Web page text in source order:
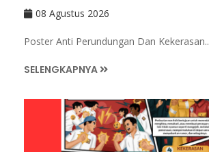
08 Agustus 2026
Poster Anti Perundungan Dan Kekerasan..
SELENGKAPNYA